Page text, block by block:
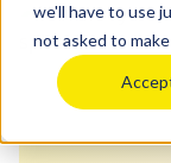
we'll have to use
not asked to